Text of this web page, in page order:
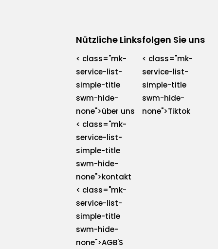
Nützliche Links
< class="mk-
service-list-
simple-title
swm-hide-
none">über uns
< class="mk-
service-list-
simple-title
swm-hide-
none">kontakt
< class="mk-
service-list-
simple-title
swm-hide-
none">AGB'S
folgen Sie uns
< class="mk-
service-list-
simple-title
swm-hide-
none">Tiktok